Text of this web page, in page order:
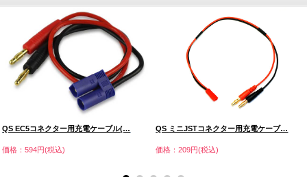
QS EC5コネクター用充電ケーブル(…
価格：594円(税込)
QS ミニJSTコネクター用充電ケーブ…
価格：209円(税込)